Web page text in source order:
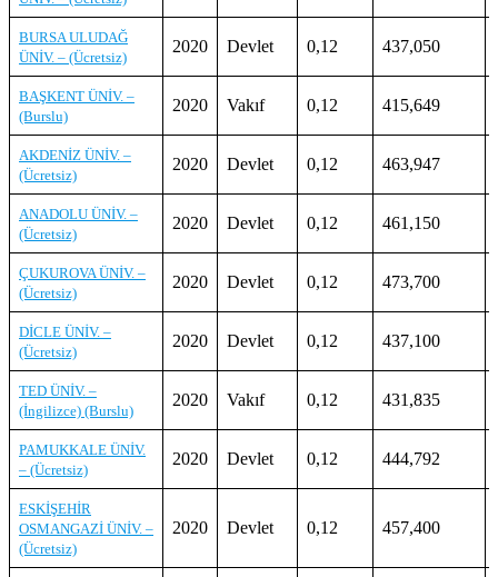
BURSA ULUDAĞ
ÜNİV. – (Ücretsiz)
2020 Devlet 0,12 437,050
BAŞKENT ÜNİV. –
(Burslu)
2020 Vakıf 0,12 415,649
AKDENİZ ÜNİV. –
(Ücretsiz)
2020 Devlet 0,12 463,947
ANADOLU ÜNİV. –
(Ücretsiz)
2020 Devlet 0,12 461,150
ÇUKUROVA ÜNİV. –
(Ücretsiz)
2020 Devlet 0,12 473,700
DİCLE ÜNİV. –
(Ücretsiz)
2020 Devlet 0,12 437,100
TED ÜNİV. –
(İngilizce) (Burslu)
2020 Vakıf 0,12 431,835
PAMUKKALE ÜNİV.
– (Ücretsiz)
2020 Devlet 0,12 444,792
ESKİŞEHİR
OSMANGAZİ ÜNİV. –
(Ücretsiz)
2020 Devlet 0,12 457,400